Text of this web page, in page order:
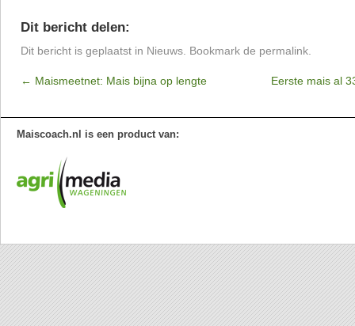
Dit bericht delen:
Dit bericht is geplaatst in Nieuws . Bookmark de permalink
← Maismeetnet: Mais bijna op lengte Eerste mais al
Maiscoach.nl is een product van: